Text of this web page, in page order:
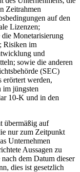
Zeitrahmen
auf den
Lizenzen;
Monetarisierung
Risiken im
und
sowie die anderen
(SEC)
erörtert werden,
im jüngsten
10-K und in den
übermäßig auf
nur zum Zeitpunkt
Unternehmen
Aussagen zu
dem Datum dieser
dies ist gesetzlich